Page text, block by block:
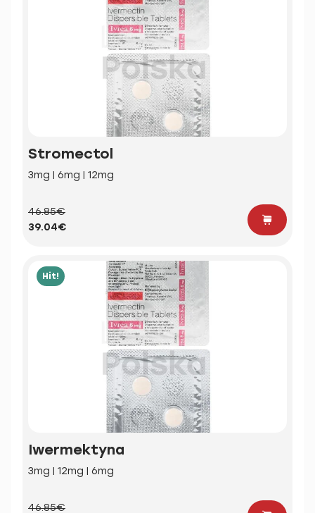
Stromectol
3mg | 6mg | 12mg
46.85€
39.04€
Hit!
Iwermektyna
3mg | 12mg | 6mg
46.85€